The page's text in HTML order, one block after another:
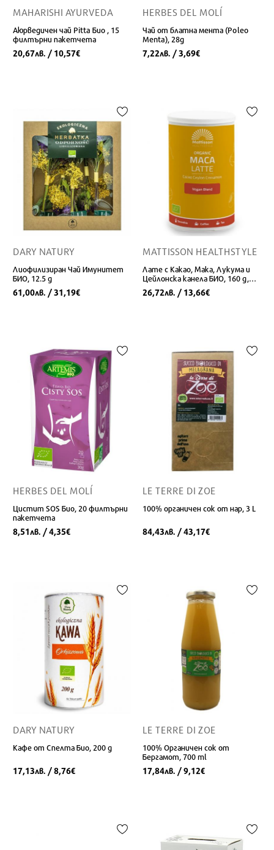
MAHARISHI AYURVEDA
Аюрведичен чай Pitta Био , 15
филтърни пакетчета
20,67лв. / 10,57€
HERBES DEL MOLÍ
Чай от блатна мента (Poleo
Menta), 28g
7,22лв. / 3,69€
DARY NATURY
Лиофилизиран Чай Имунитет
БИО, 12.5 g
61,00лв. / 31,19€
MATTISSON HEALTHSTYLE
Лате с Какао, Мака, Лукума и
Цейлонска канела БИО, 160 g,
прах
26,72лв. / 13,66€
HERBES DEL MOLÍ
Цистит SOS Био, 20 филтърни
пакетчета
8,51лв. / 4,35€
LE TERRE DI ZOE
100% органичен сок от нар, 3 L
84,43лв. / 43,17€
DARY NATURY
Кафе от Спелта Био, 200 g
17,13лв. / 8,76€
LE TERRE DI ZOE
100% Органичен сок от
Бергамот, 700 ml
17,84лв. / 9,12€